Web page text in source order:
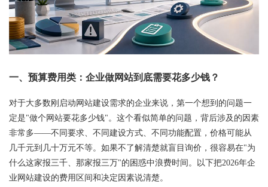
一、预算费用类：企业做网站到底需要花多少钱？
对于大多数刚启动网站建设需求的企业来说，第一个想到的问题一
定是"做个网站要花多少钱"。这个看似简单的问题，背后涉及的因素
非常多——不同要求、不同建设方式、不同功能配置，价格可能从
几千元到几十万元不等。如果不了解清楚就盲目询价，很容易在"为
什么这家报三千、那家报三万"的困惑中浪费时间。以下把2026年企
业网站建设的费用区间和决定因素说清楚。